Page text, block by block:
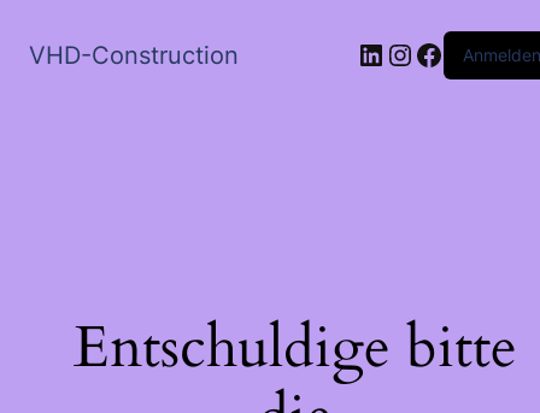
VHD-Construction LinkedIn
Instagram
Anmelden
Entschuldige bitte